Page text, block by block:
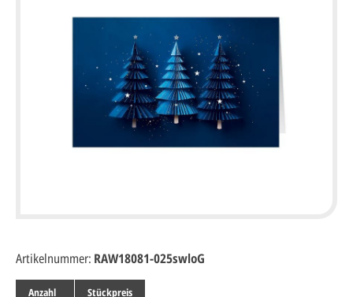
Anzahl
Stückpreis
Artikelnummer: RAW18081-025swloG